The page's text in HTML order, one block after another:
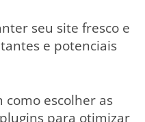
seu site fresco e
e potenciais
escolher as
para otimizar